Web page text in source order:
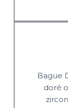
Bague
doré